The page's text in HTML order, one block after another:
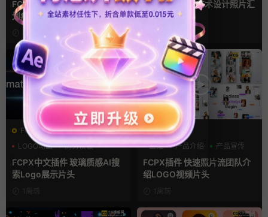
FCPX转场插件 15组光效胶片
划痕复古视频过渡
fcpx片头插件 艺术设计照片汇
聚LOGO动画
4天前
FCPX发生器
LOGO动画
商务模板
支持Intel+M芯片
FCPX中文插件 玻璃质感AI搜
索Logo展示片头
1周前
FCPX发生器
三维
产品介绍 产品宣传
FCPX插件 快速照片流团队介
绍LOGO视频片头
1周前